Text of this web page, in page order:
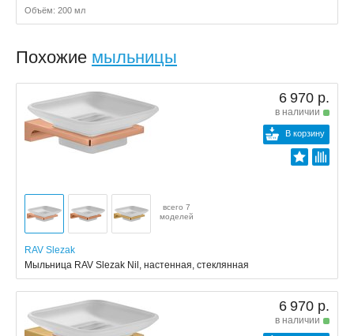
Объём: 200 мл
Похожие мыльницы
6 970 р.
в наличии
В корзину
всего 7
моделей
RAV Slezak
Мыльница RAV Slezak Nil, настенная, стеклянная
6 970 р.
в наличии